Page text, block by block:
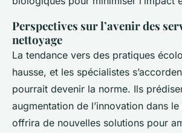
Perspectives sur l’avenir des
nettoyage
La tendance vers des pratiques
hausse, et les spécialistes
pourrait devenir la norme. Ils
augmentation de l’innovation dans
offrira de nouvelles solutions pour